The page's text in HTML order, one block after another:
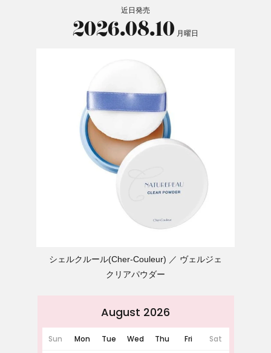
近日発売
2026.08.10 月曜日
シェルクルール(Cher-Couleur)
ヴェルジェ
クリアパウダー
August 2026
Sun Mon Tue Wed Thu Fri Sat